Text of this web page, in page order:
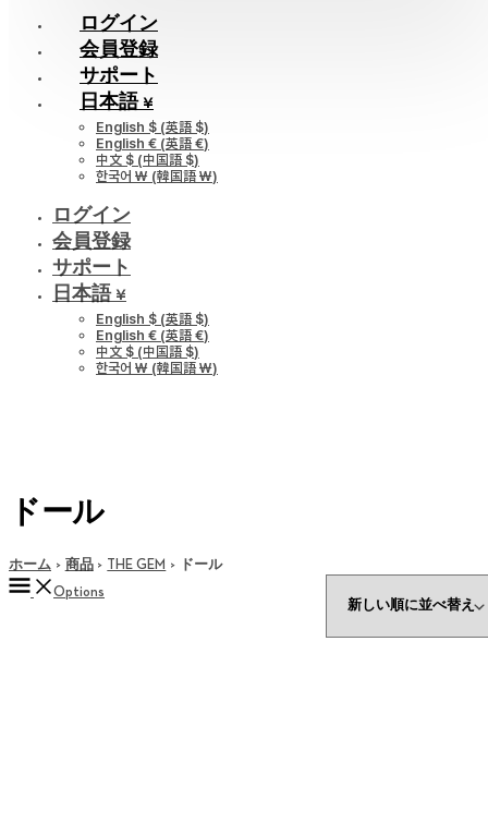
ログイン
会員登録
サポート
日本語 ¥
English $ (英語 $)
English € (英語 €)
中文 $ (中国語 $)
한국어 ￦ (韓国語 ￦)
ログイン
会員登録
サポート
日本語 ¥
English $ (英語 $)
English € (英語 €)
中文 $ (中国語 $)
한국어 ￦ (韓国語 ￦)
ドール
ホーム 商品 THE GEM
ドール
Options